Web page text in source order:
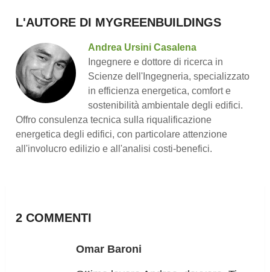
L'AUTORE DI MYGREENBUILDINGS
Andrea Ursini Casalena
Ingegnere e dottore di ricerca in
Scienze dell'Ingegneria, specializzato
in efficienza energetica, comfort e
sostenibilità ambientale degli edifici.
Offro consulenza tecnica sulla riqualificazione
energetica degli edifici, con particolare attenzione
all'involucro edilizio e all'analisi costi-benefici.
2 COMMENTI
Omar Baroni